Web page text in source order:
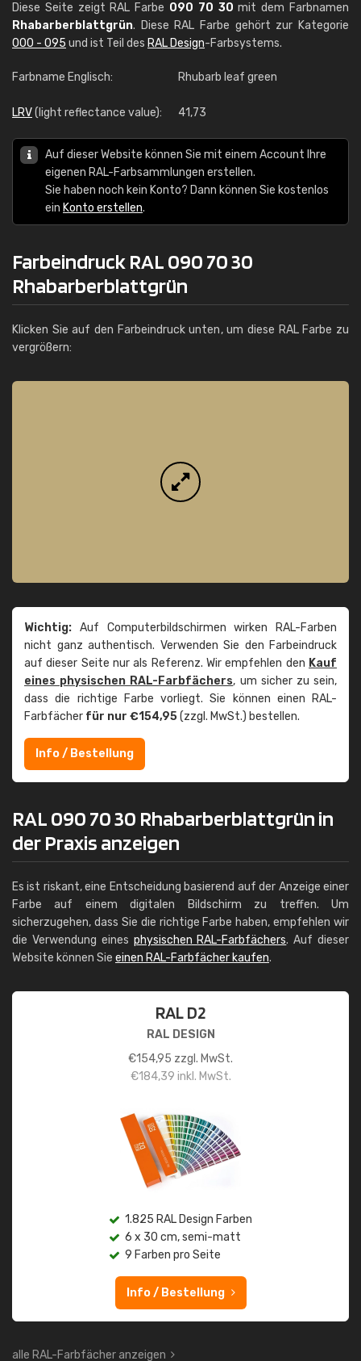
Diese Seite zeigt RAL Farbe 090 70 30 mit dem Farbnamen
Rhabarberblattgrün. Diese RAL Farbe gehört zur Kategorie
000 - 095 und ist Teil des RAL Design-Farbsystems.
Farbname Englisch: Rhubarb leaf green
LRV(light reflectance value): 41,73
Auf dieser Website können Sie mit einem Account Ihre
eigenen RAL-Farbsammlungen erstellen.
Sie haben noch kein Konto? Dann können Sie kostenlos
ein Konto erstellen.
Farbeindruck RAL 090 70 30
Rhabarberblattgrün
Klicken Sie auf den Farbeindruck unten, um diese RAL Farbe zu
vergrößern:
Wichtig: Auf Computerbildschirmen wirken RAL-Farben
nicht ganz authentisch. Verwenden Sie den Farbeindruck
auf dieser Seite nur als Referenz. Wir empfehlen den Kauf
eines physischen RAL-Farbfächers, um sicher zu sein,
dass die richtige Farbe vorliegt. Sie können einen RAL-
Farbfächer für nur €154,95(zzgl. MwSt.) bestellen.
Info / Bestellung
RAL 090 70 30 Rhabarberblattgrün in
der Praxis anzeigen
Es ist riskant, eine Entscheidung basierend auf der Anzeige einer
Farbe auf einem digitalen Bildschirm zu treffen. Um
sicherzugehen, dass Sie die richtige Farbe haben, empfehlen wir
die Verwendung eines physischen RAL-Farbfächers. Auf dieser
Website können Sie einen RAL-Farbfächer kaufen.
RAL D2
RAL DESIGN
€154,95 zzgl. MwSt.
€184,39 inkl. MwSt.
1.825 RAL Design Farben
6 x 30 cm, semi-matt
9 Farben pro Seite
Info / Bestellung
alle RAL-Farbfächer anzeigen